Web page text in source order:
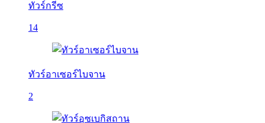
ทัวร์กรีซ
14
ทัวร์อาเซอร์ไบจาน
2